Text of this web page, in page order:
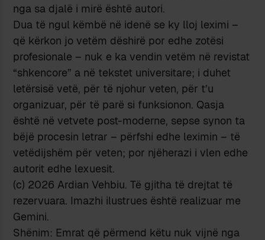
nga sa djalë i mirë është autori.
Dua të ngul këmbë në idenë se ky lloj leximi –
që kërkon jo vetëm dëshirë por edhe zotësi
profesionale – nuk e ka vendin vetëm në revistat
“shkencore” a në tekstet universitare; i duhet
letërsisë vetë, për të njohur veten, për t’u
organizuar, për të parë si funksionon. Qasja
është në vetvete post-moderne, sepse synon ta
bëjë procesin letrar – përfshi edhe leximin – të
vetëdijshëm për veten; por njëherazi i vlen edhe
autorit edhe lexuesit.
(c) 2026 Ardian Vehbiu. Të gjitha të drejtat të
rezervuara. Imazhi ilustrues është realizuar me
Gemini.
Shënim: Emrat që përmend këtu nuk vijnë nga